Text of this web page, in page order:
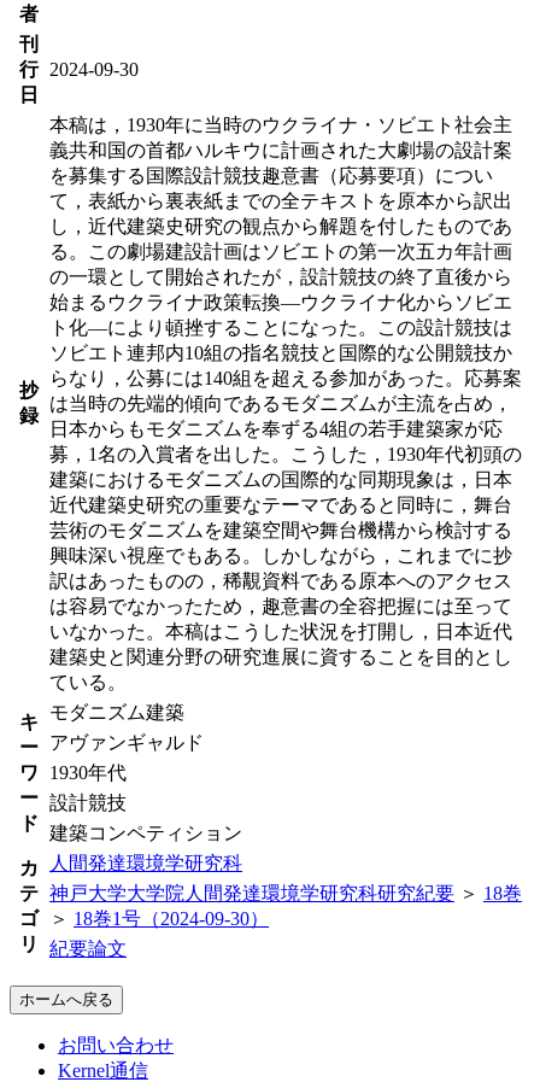
者
刊
行
日
2024-09-30
抄
録
本稿は，1930年に当時のウクライナ・ソビエト社会主
義共和国の首都ハルキウに計画された大劇場の設計案
を募集する国際設計競技趣意書（応募要項）につい
て，表紙から裏表紙までの全テキストを原本から訳出
し，近代建築史研究の観点から解題を付したものであ
る。この劇場建設計画はソビエトの第一次五カ年計画
の一環として開始されたが，設計競技の終了直後から
始まるウクライナ政策転換―ウクライナ化からソビエ
ト化―により頓挫することになった。この設計競技は
ソビエト連邦内10組の指名競技と国際的な公開競技か
らなり，公募には140組を超える参加があった。応募案
は当時の先端的傾向であるモダニズムが主流を占め，
日本からもモダニズムを奉ずる4組の若手建築家が応
募，1名の入賞者を出した。こうした，1930年代初頭の
建築におけるモダニズムの国際的な同期現象は，日本
近代建築史研究の重要なテーマであると同時に，舞台
芸術のモダニズムを建築空間や舞台機構から検討する
興味深い視座でもある。しかしながら，これまでに抄
訳はあったものの，稀覯資料である原本へのアクセス
は容易でなかったため，趣意書の全容把握には至って
いなかった。本稿はこうした状況を打開し，日本近代
建築史と関連分野の研究進展に資することを目的とし
ている。
キ
ー
ワ
ー
ド
モダニズム建築
アヴァンギャルド
1930年代
設計競技
建築コンペティション
カ
テ
ゴ
リ
人間発達環境学研究科
神戸大学大学院人間発達環境学研究科研究紀要 ＞ 18巻
＞ 18巻1号（2024-09-30）
紀要論文
ホームへ戻る
お問い合わせ
Kernel通信